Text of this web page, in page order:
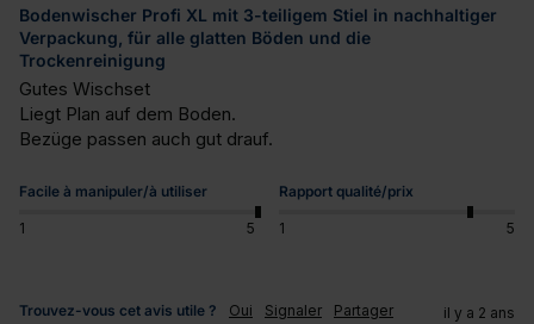
Bodenwischer Profi XL mit 3-teiligem Stiel in nachhaltiger
Verpackung, für alle glatten Böden und die
Trockenreinigung
Gutes Wischset
Liegt Plan auf dem Boden.
Bezüge passen auch gut drauf.
Facile à manipuler/à utiliser
1 5
Rapport qualité/prix
1 5
Trouvez-vous cet avis utile ? Oui Signaler Partager il y a 2 ans